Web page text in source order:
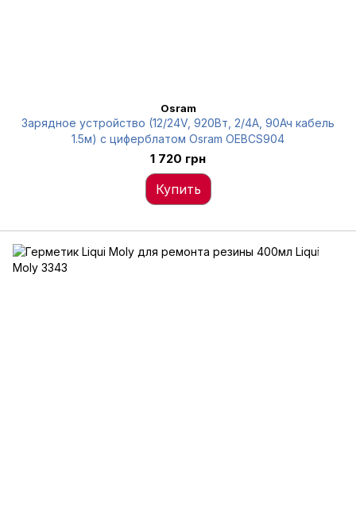
Osram
Зарядное устройство (12/24V, 920Вт, 2/4А, 90Ач кабель
1.5м) с циферблатом Osram OEBCS904
1 720 грн
Купить